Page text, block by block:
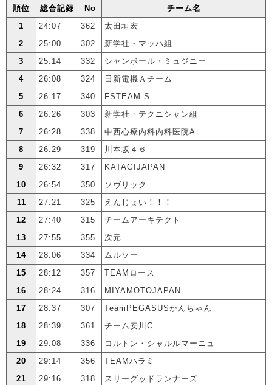
順位 総合記録 No
チーム名
1
24:07 362
太田垣宏
2
25:00 302
新学社・マッハ組
3
25:14 332
シャンボール・ミュジニー
4
26:08 324
日新電機Ａチーム
5
26:17 340
FSTEAM-S
6
26:26 303
新学社・テクニシャン組
7
26:28 338
中西心療内科内科医院A
8
26:29 319
川本坂４６
9
26:32 317
KATAGIJAPAN
10
26:54 350
ソヴリック
11
27:21 325
えんじょい！！！
12
27:40 315
チームアーキテクト
13
27:55 355
次元
14
28:06 334
ムルソー
15
28:12 357
TEAMロース
16
28:24 316
MIYAMOTOJAPAN
17
28:37 307
TeamPEGASUSかんちゃん
18
28:39 361
チーム安川C
19
29:08 336
コルトン・シャルルマーニュ
20
29:14 356
TEAMハラミ
21
29:16 318
スリーグッドランナーズ